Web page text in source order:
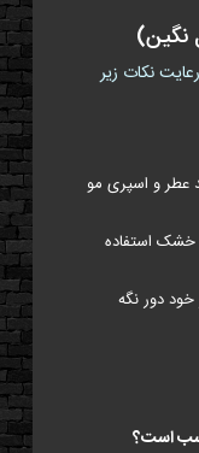
نگین)
نکات زیر
عطر و اسپری مو
خشک استفاده
خود دور نگه
است؟